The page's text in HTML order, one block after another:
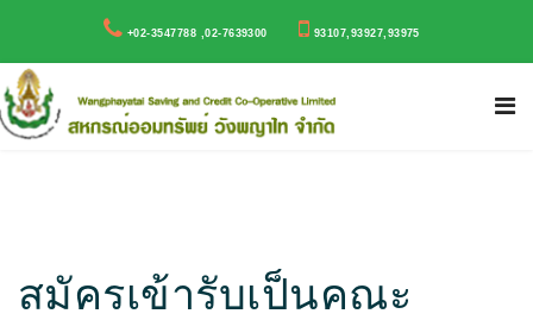
+02-3547788 ,02-7639300 93107,93927,93975
สมัครเข้ารับเป็นคณะ